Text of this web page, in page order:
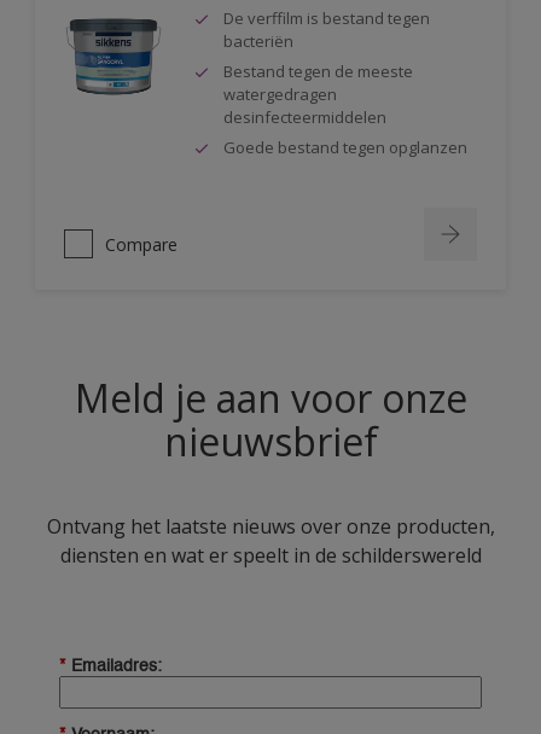
De verffilm is bestand tegen
bacteriën
Bestand tegen de meeste
watergedragen
desinfecteermiddelen
Goede bestand tegen opglanzen
Compare
Meld je aan voor onze
nieuwsbrief
Ontvang het laatste nieuws over onze producten,
diensten en wat er speelt in de schilderswereld